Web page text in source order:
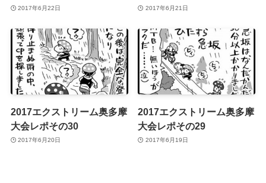
2017年6月22日 2017年6月21日
2017エクストリーム奥多摩
大会レポその30
2017年6月20日
2017エクストリーム奥多摩
大会レポその29
2017年6月19日